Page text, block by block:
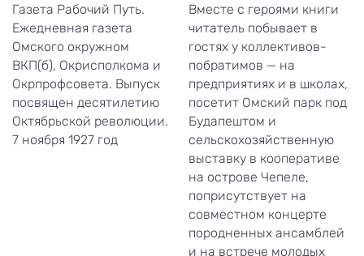
Газета Рабочий Путь.
Ежедневная газета
Омского окружном
ВКП(б), Окрисполкома и
Окрпрофсовета. Выпуск
посвящен десятилетию
Октябрьской революции.
7 ноября 1927 год
Вместе с героями книги
читатель побывает в
гостях у коллективов-
побратимов — на
предприятиях и в школах,
посетит Омский парк под
Будапештом и
сельскохозяйственную
выставку в кооперативе
на острове Чепеле,
поприсутствует на
совместном концерте
породненных ансамблей
и на встрече молодых